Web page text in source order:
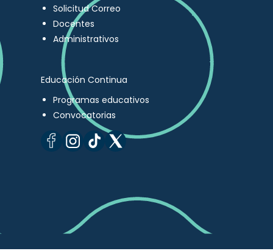
Solicitud Correo
Docentes
Administrativos
Educación Continua
Programas educativos
Convocatorias